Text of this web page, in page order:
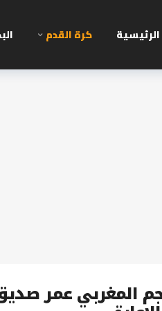
الرئيسية كرة القدم
المغربي عمر